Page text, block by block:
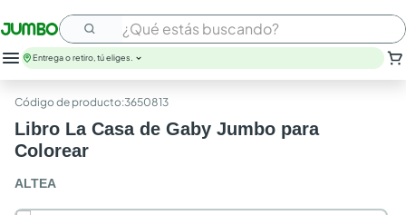
¿Qué estás buscando?
Entrega o retiro, tú eliges.
:3650813
Libro La Casa de Gaby Jumbo para
Colorear
ALTEA